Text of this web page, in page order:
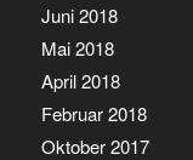
Juni 2018
Mai 2018
April 2018
Februar 2018
Oktober 2017